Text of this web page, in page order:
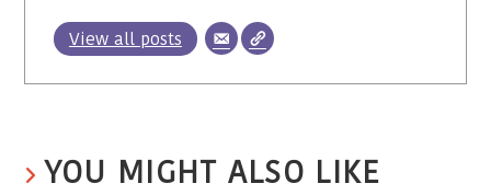
View all posts
YOU MIGHT ALSO LIKE